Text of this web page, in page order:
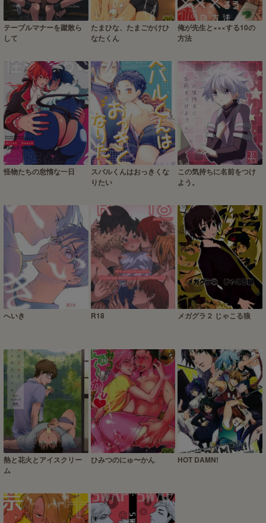
テーブルマナーを蹴散ら
して
たまひな、たまごかけひ
なたくん
俺が先生と×××する10の
方法
怪物たちの怠惰な一日
スバルくんはおっきくな
りたい
この気持ちに名前をつけ
よう。
へいき R18 メガグラ２ じゃこる狼
熱と花火とアイスクリー
ム
ひみつのにゅ〜かん HOT DAMN!